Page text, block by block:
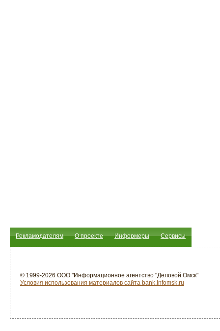
Рекламодателям О проекте Информеры Сервисы
© 1999-2026 ООО "Информационное агентство "Деловой Омск"
Условия использования материалов сайта bank.Infomsk.ru